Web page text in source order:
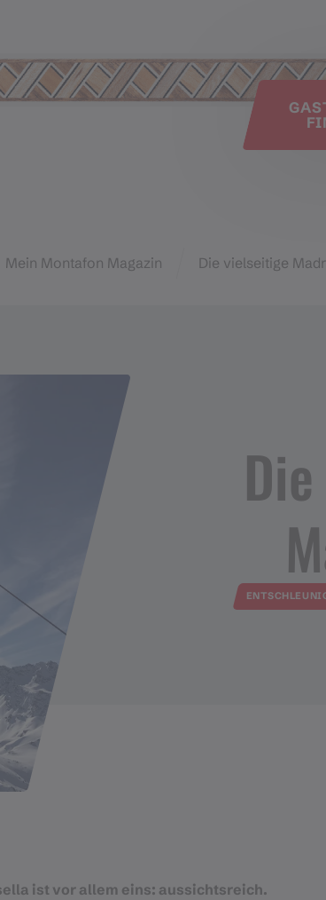
Mein Montafon Magazin Die vielseitige
ist vor allem eins: aussichtsreich.